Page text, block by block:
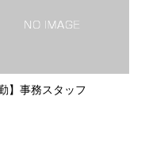
勤】事務スタッフ